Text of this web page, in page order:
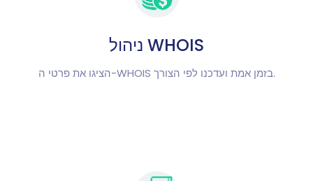
ניהול WHOIS
הציגו את פרטי ה-WHOIS בזמן אמת ועדכנו לפי הצורך.